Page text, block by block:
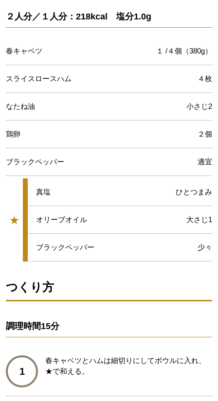
２人分／１人分：218kcal 塩分1.0g
春キャベツ １ /４個（380g）
スライスロースハム ４枚
なたね油 小さじ2
鶏卵 ２個
ブラックペッパー 適宜
★
グループ
★
真塩 ひとつまみ
★
オリーブオイル 大さじ1
★
ブラックペッパー 少々
つくり方
調理時間15分
1
春キャベツとハムは細切りにしてボウルに入れ、
★で和える。